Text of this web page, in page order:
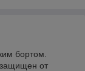
бортом.
от